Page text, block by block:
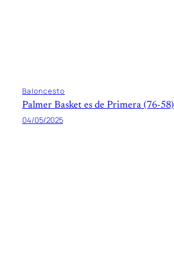
Baloncesto
Palmer Basket es de Primera (76-58)
04/05/2025